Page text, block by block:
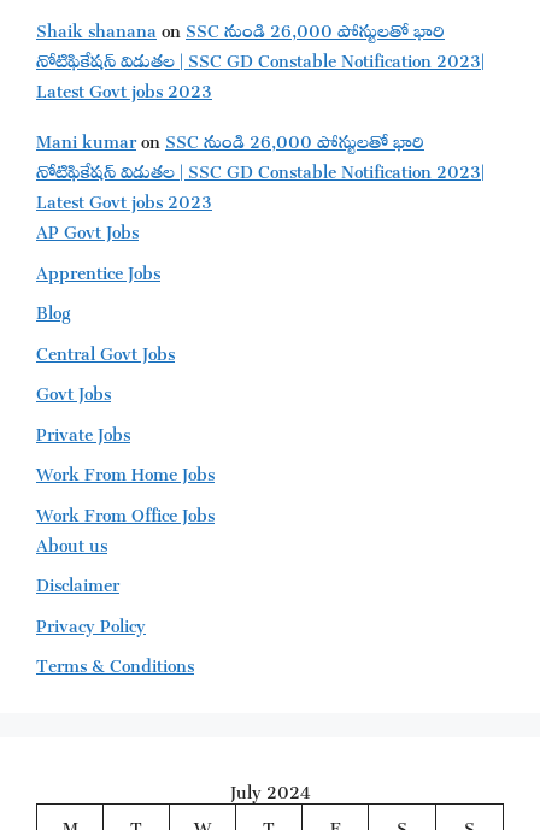
Shaik shananaonSSC నుండి 26,000 పోస్టులతో భారి
నోటిఫికేషన్ విడుతల | SSC GD Constable Notification 2023|
Latest Govt jobs 2023
Mani kumaronSSC నుండి 26,000 పోస్టులతో భారి
నోటిఫికేషన్ విడుతల | SSC GD Constable Notification 2023|
Latest Govt jobs 2023
AP Govt Jobs
Apprentice Jobs
Blog
Central Govt Jobs
Govt Jobs
Private Jobs
Work From Home Jobs
Work From Office Jobs
About us
Disclaimer
Privacy Policy
Terms & Conditions
July 2024